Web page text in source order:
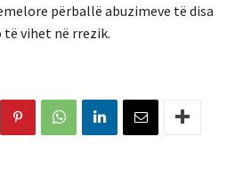
përballë abuzimeve të disa
të vihet në rrezik.